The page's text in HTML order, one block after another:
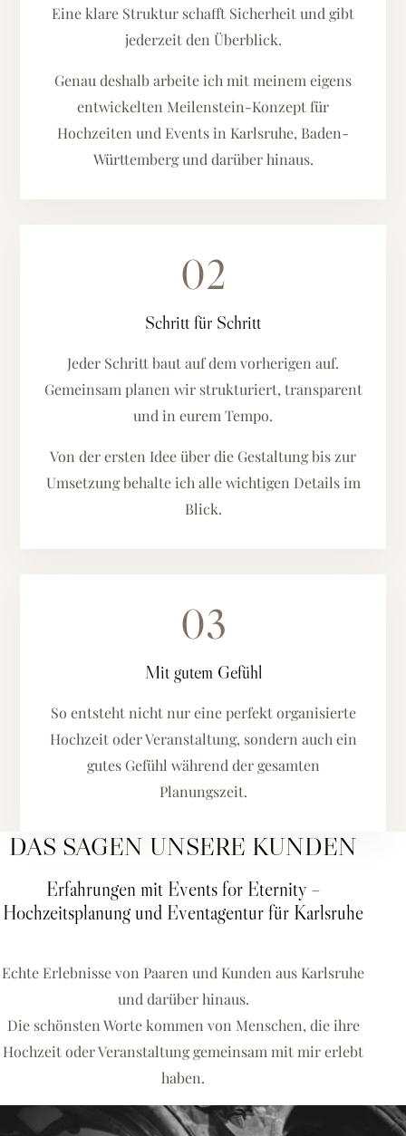
Eine klare Struktur schafft Sicherheit und gibt
jederzeit den Überblick.
Genau deshalb arbeite ich mit meinem eigens
entwickelten Meilenstein-Konzept für
Hochzeiten und Events in Karlsruhe, Baden-
Württemberg und darüber hinaus.
02
Schritt für Schritt
Jeder Schritt baut auf dem vorherigen auf.
Gemeinsam planen wir strukturiert, transparent
und in eurem Tempo.
Von der ersten Idee über die Gestaltung bis zur
Umsetzung behalte ich alle wichtigen Details im
Blick.
03
Mit gutem Gefühl
So entsteht nicht nur eine perfekt organisierte
Hochzeit oder Veranstaltung, sondern auch ein
gutes Gefühl während der gesamten
Planungszeit.
DAS SAGEN UNSERE KUNDEN
Erfahrungen mit Events for Eternity –
Hochzeitsplanung und Eventagentur für Karlsruhe
Echte Erlebnisse von Paaren und Kunden aus Karlsruhe
und darüber hinaus.
Die schönsten Worte kommen von Menschen, die ihre
Hochzeit oder Veranstaltung gemeinsam mit mir erlebt
haben.